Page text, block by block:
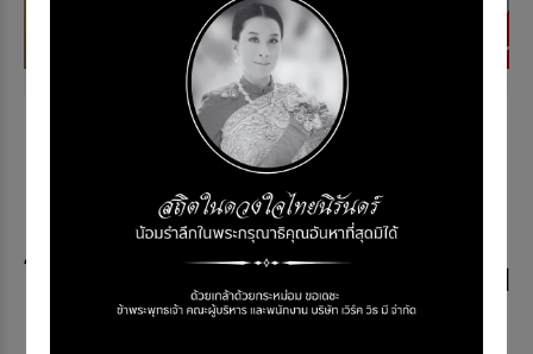
แอร์เอเชียต้อนรับ 3 เที่ยวบิน
เเรกจากจีน เส้นทางคุนหมิง
ฉงชิ่ง กวางโจว คึกคัก พร้อมจัด
โปรโมชั่นบินคุ้มสู่จีนที่คิดถึง เริ่ม
ต้น 3,800 บาทต่อเที่ยว